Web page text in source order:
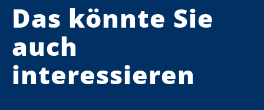
Das könnte Sie
auch
interessieren